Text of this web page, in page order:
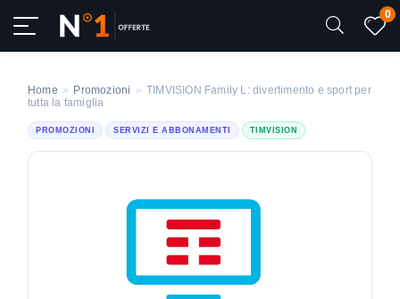
0
Home » Promozioni » TIMVISION Family L: divertimento e sport per
tutta la famiglia
PROMOZIONI SERVIZI E ABBONAMENTI TIMVISION